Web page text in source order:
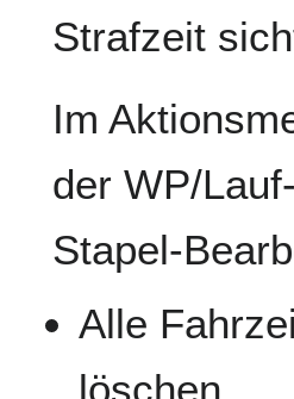
Strafzeit
Im
der WP/
Stapel-
Alle
löschen